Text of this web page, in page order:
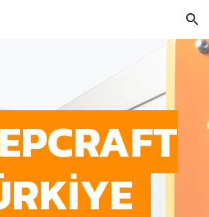
Skip to navigation